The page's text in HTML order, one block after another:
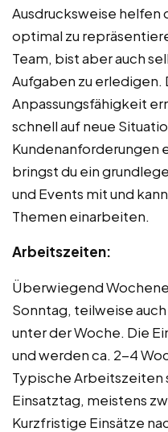
Ausdrucksweise helfen
optimal zu
Team, bist aber auch
Aufgaben zu erledigen.
Anpassungsfähigkeit
schnell auf neue
Kundenanforderungen
bringst du ein
und Events mit und
Themen einarbeiten.
Arbeitszeiten:
Überwiegend
Sonntag, teilweise
unter der Woche. Die
und werden ca. 2-4
Typische Arbeitszeiten
Einsatztag, meistens
Kurzfristige Einsätze